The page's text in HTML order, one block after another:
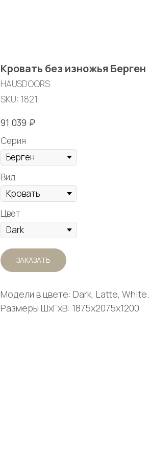
Кровать без изножья Берген
HAUSDOORS
SKU: 1821
91 039 ₽
Серия
Вид
Цвет
ЗАКАЗАТЬ
Модели в цвете: Dark, Latte, White.
Размеры ШxГxВ: 1875x2075x1200